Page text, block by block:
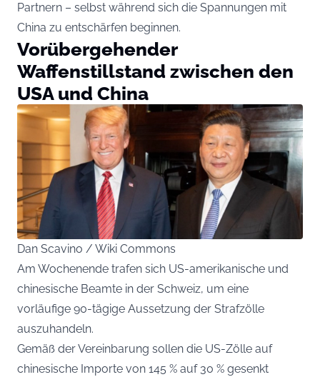
Partnern – selbst während sich die Spannungen mit
China zu entschärfen beginnen.
Vorübergehender
Waffenstillstand zwischen den
USA und China
Dan Scavino / Wiki Commons
Am Wochenende trafen sich US-amerikanische und
chinesische Beamte in der Schweiz, um eine
vorläufige 90-tägige Aussetzung der Strafzölle
auszuhandeln.
Gemäß der Vereinbarung sollen die US-Zölle auf
chinesische Importe von 145 % auf 30 % gesenkt